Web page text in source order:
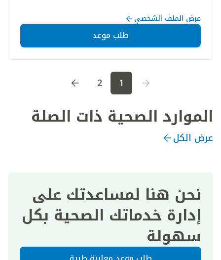
عرض الملف الشخصي
طلب موعد
اذهب إلى الصفحة اذهب إلى الصفحة
1
2
الموارد الصحية ذات الصلة
عرض الكل
نحن هنا لمساعدتك على
إدارة خدماتك الصحية بكل
سهولة